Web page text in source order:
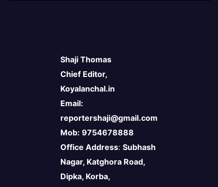
Shaji Thomas
Chief Editor,
Koyalanchal.in
Email:
reportershaji@gmail.com
Mob: 9754678888
Office Address: Subhash
Nagar, Katghora Road,
Dipka, Korba,